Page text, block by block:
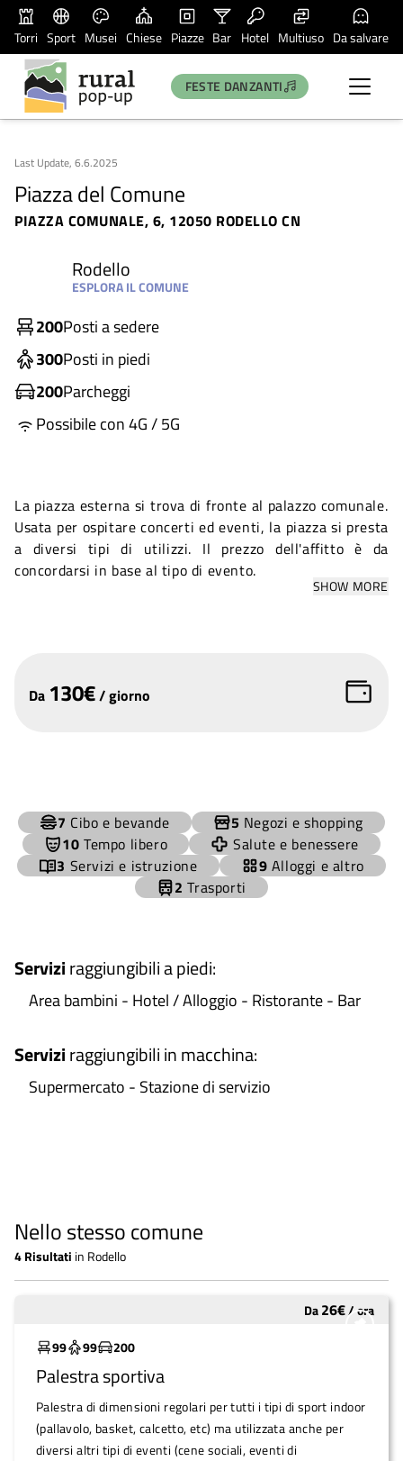
Torri Sport Musei Chiese Piazze Bar Hotel Multiuso Da salvare
FESTE DANZANTI
Last Update, 6.6.2025
Piazza del Comune
PIAZZA COMUNALE, 6, 12050 RODELLO CN
Rodello
ESPLORA IL COMUNE
200Posti a sedere
300Posti in piedi
200Parcheggi
Possibile con 4G / 5G
La piazza esterna si trova di fronte al palazzo comunale.
Usata per ospitare concerti ed eventi, la piazza si presta
a diversi tipi di utilizzi. Il prezzo dell'affitto è da
concordarsi in base al tipo di evento.
SHOW MORE
Da 130€/giorno
+
−
7 Cibo e bevande 5 Negozi e shopping
10 Tempo libero
Salute e benessere
3 Servizi e istruzione 9 Alloggi e altro
2 Trasporti
Serviziraggiungibili a piedi:
Area bambini - Hotel / Alloggio - Ristorante - Bar
Serviziraggiungibili in macchina:
Supermercato - Stazione di servizio
Nello stesso comune
4Risultati in Rodello
Da26€/ora
99
99 200
Palestra sportiva
Palestra di dimensioni regolari per tutti i tipi di sport indoor
(pallavolo, basket, calcetto, etc) ma utilizzata anche per
diversi altri tipi di eventi (cene sociali, eventi di